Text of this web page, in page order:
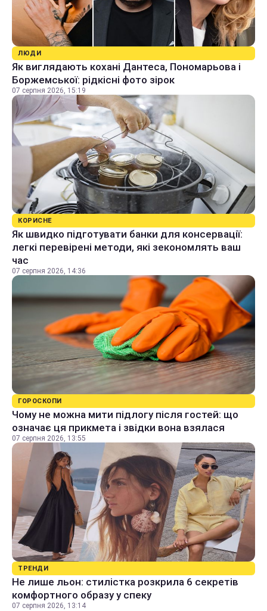
ЛЮДИ
Як виглядають кохані Дантеса, Пономарьова і
Боржемської: рідкісні фото зірок
07 серпня 2026, 15:19
КОРИСНЕ
Як швидко підготувати банки для консервації:
легкі перевірені методи, які зекономлять ваш
час
07 серпня 2026, 14:36
ГОРОСКОПИ
Чому не можна мити підлогу після гостей: що
означає ця прикмета і звідки вона взялася
07 серпня 2026, 13:55
ТРЕНДИ
Не лише льон: стилістка розкрила 6 секретів
комфортного образу у спеку
07 серпня 2026, 13:14